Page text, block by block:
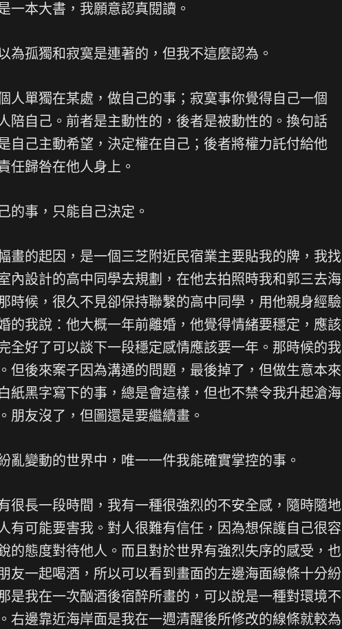
一本大書，我願意認真閱讀。
為孤獨和寂寞是連著的，但我不這麼認為。
人單獨在某處，做自己的事；寂寞事你覺得自己一個
陪自己。前者是主動性的，後者是被動性的。換句話
自己主動希望，決定權在自己；後者將權力託付給他
任歸咎在他人身上。
的事，只能自己決定。
畫的起因，是一個三芝附近民宿業主要貼我的牌，我找
內設計的高中同學去規劃，在他去拍照時我和郭三去海
時候，很久不見卻保持聯繫的高中同學，用他親身經驗
的我說：他大概一年前離婚，他覺得情緒要穩定，應該
全好了可以談下一段穩定感情應該要一年。那時候的我
但後來案子因為溝通的問題，最後掉了，但做生意本來
紙黑字寫下的事，總是會這樣，但也不禁令我升起滄海
朋友沒了，但圖還是要繼續畫。
亂變動的世界中，唯一一件我能確實掌控的事。
很長一段時間，我有一種很強烈的不安全感，隨時隨地
有可能要害我。對人很難有信任，因為想保護自己很容
的態度對待他人。而且對於世界有強烈失序的感受，也
友一起喝酒，所以可以看到畫面的左邊海面線條十分紛
是我在一次酗酒後宿醉所畫的，可以說是一種對環境不
右邊靠近海岸面是我在一週清醒後所修改的線條就較為